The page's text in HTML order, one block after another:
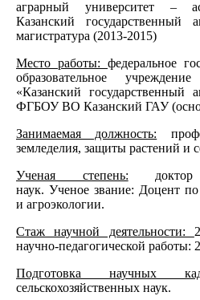
аграрный университет –
Казанский государственный
магистратура (2013-2015)
Место работы: федеральное
образовательное
«Казанский государственный
ФГБОУ ВО Казанский ГАУ
Занимаемая должность:
земледелия, защиты растений и
Ученая степень: доктор
наук. Ученое звание: Доцент по
и агроэкологии.
Стаж научной деятельности:
научно-педагогической работы:
Подготовка научных
сельскохозяйственных наук.